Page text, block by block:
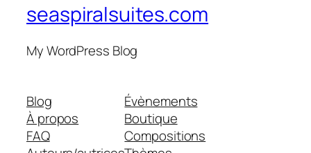
seaspiralsuites.com
My WordPress Blog
Blog
À propos
FAQ
Évènements
Boutique
Compositions